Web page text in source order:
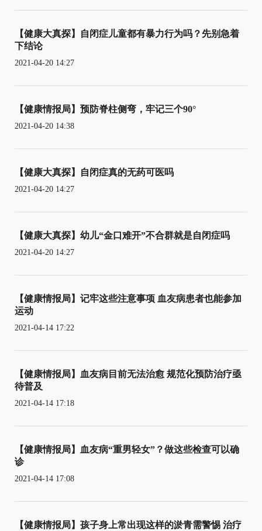
【健康大真探】自闭症儿童都有暴力行为吗？先别急着
下结论
2021-04-20 14:27
【健康情报局】预防脊柱侧弯，牢记三个90°
2021-04-20 14:38
【健康大真探】自闭症真的无药可医吗
2021-04-20 14:27
【健康大真探】幼儿“金口难开”不合群就是自闭症吗
2021-04-20 14:27
【健康情报局】记牢这些注意事项 血友病患者也能参加
运动
2021-04-14 17:22
【健康情报局】血友病目前无法治愈 规范化预防治疗亟
待普及
2021-04-14 17:18
【健康情报局】血友病“重男轻女”？做这些检查可以确
诊
2021-04-14 17:08
【健康情报局】孩子身上常出现这样的淤青需警惕 治疗